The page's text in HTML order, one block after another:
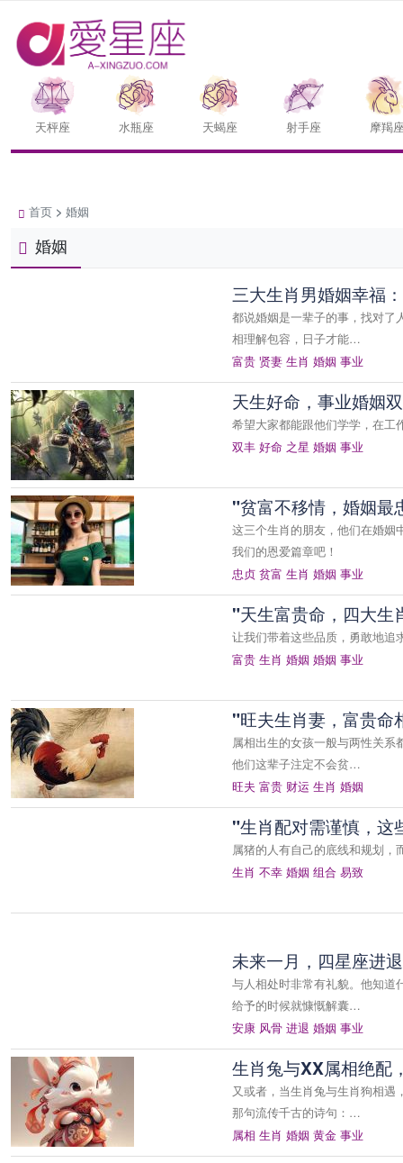
天枰座 水瓶座 天蝎座 射手座 摩羯
首页 > 婚姻
婚姻
三大生肖男婚姻幸福
都说婚姻是一辈子的事，找对了
相理解包容，日子才能…
富贵 贤妻 生肖 婚姻 事业
天生好命，事业婚姻
希望大家都能跟他们学学，在工
双丰 好命 之星 婚姻 事业
"贫富不移情，婚姻最
这三个生肖的朋友，他们在婚姻
我们的恩爱篇章吧！
忠贞 贫富 生肖 婚姻 事业
"天生富贵命，四大生
让我们带着这些品质，勇敢地追
富贵 生肖 婚姻 婚姻 事业
"旺夫生肖妻，富贵命
属相出生的女孩一般与两性关
他们这辈子注定不会贫…
旺夫 富贵 财运 生肖 婚姻
"生肖配对需谨慎，这
属猪的人有自己的底线和规划
生肖 不幸 婚姻 组合 易致
未来一月，四星座进
与人相处时非常有礼貌。他知道
给予的时候就慷慨解囊…
安康 风骨 进退 婚姻 事业
生肖兔与XX属相绝配
又或者，当生肖兔与生肖狗相
那句流传千古的诗句：…
属相 生肖 婚姻 黄金 事业